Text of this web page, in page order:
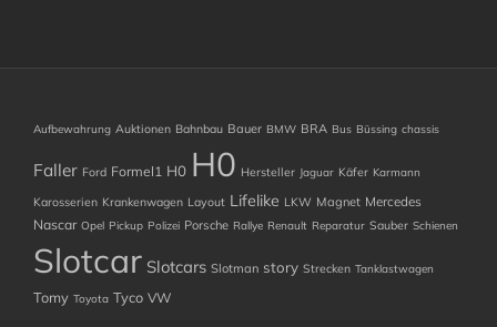
Aufbewahrung Auktionen Bahnbau Bauer BMW BRA Bus Büssing chassis
Faller Ford Formel1 H0 H0 Hersteller Jaguar Käfer Karmann
Karosserien Krankenwagen Layout Lifelike LKW Magnet Mercedes
Nascar Opel Pickup Polizei Porsche Rallye Renault Reparatur Sauber Schienen
Slotcar Slotcars Slotman story Strecken Tanklastwagen
Tomy Toyota Tyco VW